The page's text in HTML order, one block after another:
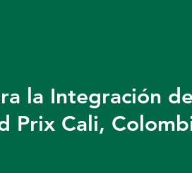
la Integración
Prix Cali,